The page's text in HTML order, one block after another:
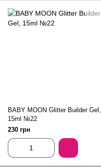
BABY MOON Glitter Builder Gel,
15ml №22
230 грн